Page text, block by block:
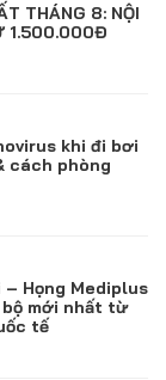
THÁNG 8: NỘI
1.500.000Đ
khi đi bơi
cách phòng
– Họng Mediplus
mới nhất từ
tế